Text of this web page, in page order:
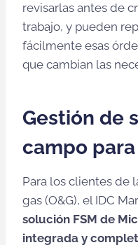
revisarlas antes de
trabajo, y pueden
fácilmente esas
que cambian las
Gestión de
campo
Para los clientes de
gas (O&G), el IDC
solución FSM de
integrada y